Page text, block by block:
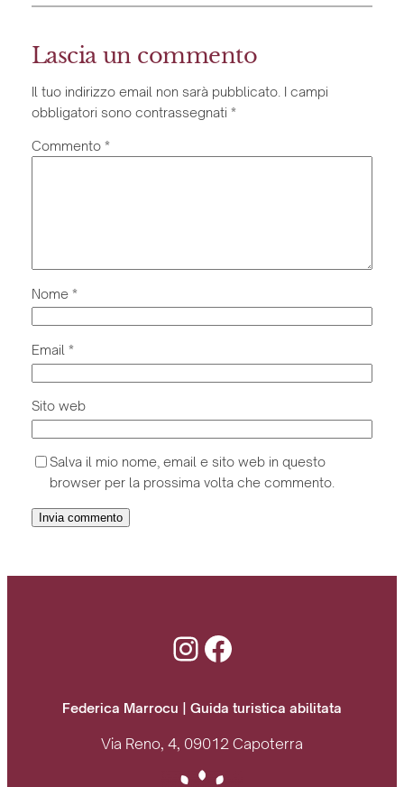
Lascia un commento
Il tuo indirizzo email non sarà pubblicato. I campi
obbligatori sono contrassegnati *
Commento *
Nome *
Email *
Sito web
Salva il mio nome, email e sito web in questo
browser per la prossima volta che commento.
Instagram
Facebook
Federica Marrocu | Guida turistica abilitata
Via Reno, 4, 09012 Capoterra